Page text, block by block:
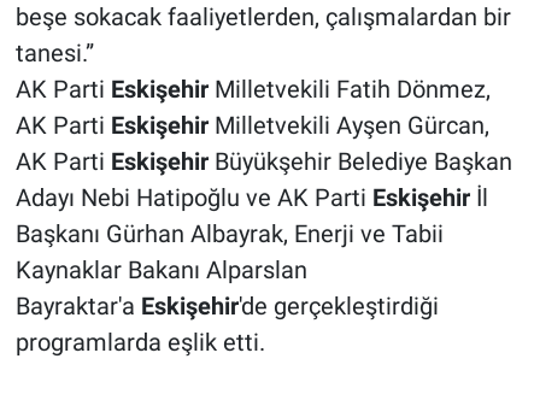
beşe sokacak faaliyetlerden, çalışmalardan bir
tanesi.”
AK Parti EskişehirMilletvekili Fatih Dönmez,
AK Parti EskişehirMilletvekili Ayşen Gürcan,
AK Parti EskişehirBüyükşehir Belediye Başkan
Adayı Nebi Hatipoğlu ve AK Parti Eskişehirİl
Başkanı Gürhan Albayrak, Enerji ve Tabii
Kaynaklar Bakanı Alparslan
Bayraktar'a Eskişehir'de gerçekleştirdiği
programlarda eşlik etti.